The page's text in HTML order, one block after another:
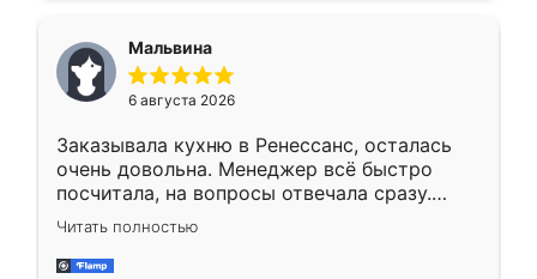
меньше, здесь же он более разнообразный.
Мне нравится ,если что-то потребуется из
мебели буду заказывать только здесь.
Мальвина
6 августа 2026
Заказывала кухню в Ренессанс, осталась
очень довольна. Менеджер всё быстро
посчитала, на вопросы отвечала сразу.
Замерщик приехал в субботу, подошёл к
делу со всей ответственностью. Собрали
за день, ребята работали аккуратно, даже
Читать полностью